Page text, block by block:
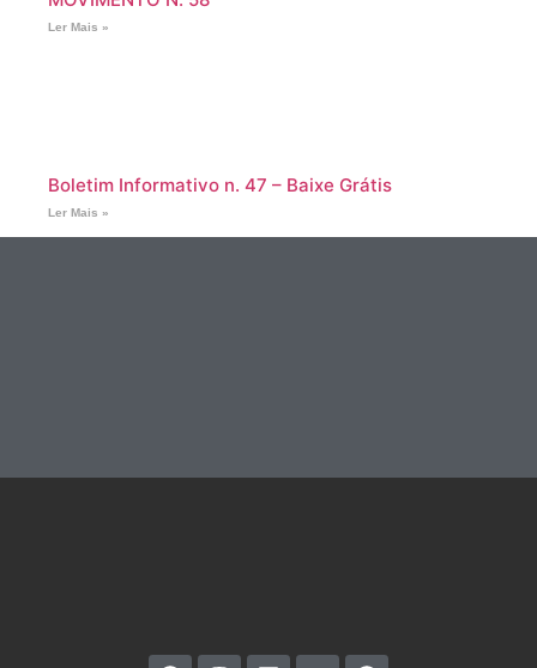
Ler Mais »
Boletim Informativo n. 47 – Baixe Grátis
Ler Mais »